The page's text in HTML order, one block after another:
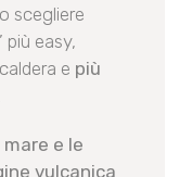
scegliere
più easy,
e più
e le
vulcanica